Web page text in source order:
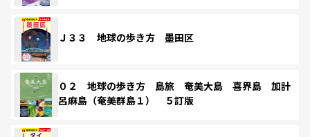
Ｊ３３ 地球の歩き方 墨田区
０２ 地球の歩き方 島旅 奄美大島 喜界島 加計
呂麻島（奄美群島１） ５訂版